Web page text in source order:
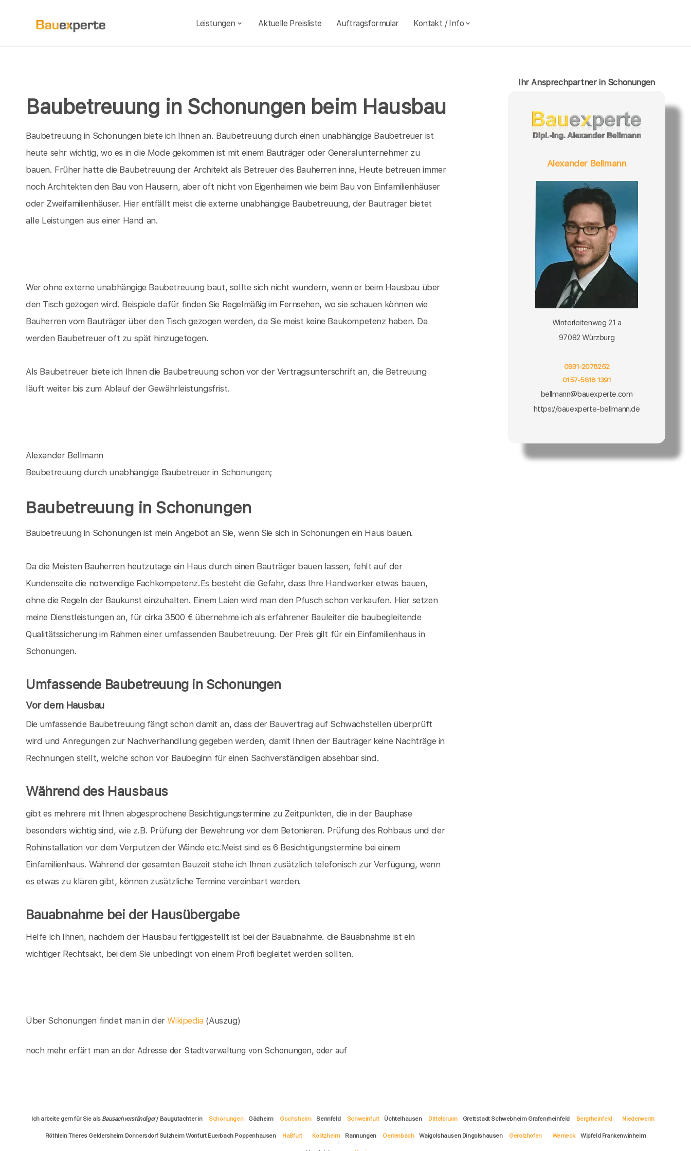
Leistungen Aktuelle Preisliste Auftragsformular Kontakt / Info
Baubetreuung in Schonungen beim Hausbau
Baubetreuung in Schonungen biete ich Ihnen an. Baubetreuung durch einen unabhängige Baubetreuer ist
heute sehr wichtig, wo es in die Mode gekommen ist mit einem Bauträger oder Generalunternehmer zu
bauen. Früher hatte die Baubetreuung der Architekt als Betreuer des Bauherren inne, Heute betreuen immer
noch Architekten den Bau von Häusern, aber oft nicht von Eigenheimen wie beim Bau von Einfamilienhäuser
oder Zweifamilienhäuser. Hier entfällt meist die externe unabhängige Baubetreuung, der Bauträger bietet
alle Leistungen aus einer Hand an.
Wer ohne externe unabhängige Baubetreuung baut, sollte sich nicht wundern, wenn er beim Hausbau über
den Tisch gezogen wird. Beispiele dafür finden Sie Regelmäßig im Fernsehen, wo sie schauen können wie
Bauherren vom Bauträger über den Tisch gezogen werden, da Sie meist keine Baukompetenz haben. Da
werden Baubetreuer oft zu spät hinzugetogen.
Als Baubetreuer biete ich Ihnen die Baubetreuung schon vor der Vertragsunterschrift an, die Betreuung
läuft weiter bis zum Ablauf der Gewährleistungsfrist.
Alexander Bellmann
Beubetreuung durch unabhängige Baubetreuer in Schonungen;
Baubetreuung in Schonungen
Baubetreuung in Schonungen ist mein Angebot an Sie, wenn Sie sich in Schonungen ein Haus bauen.
Da die Meisten Bauherren heutzutage ein Haus durch einen Bauträger bauen lassen, fehlt auf der
Kundenseite die notwendige Fachkompetenz.Es besteht die Gefahr, dass Ihre Handwerker etwas bauen,
ohne die Regeln der Baukunst einzuhalten. Einem Laien wird man den Pfusch schon verkaufen. Hier setzen
meine Dienstleistungen an, für cirka 3500 € übernehme ich als erfahrener Bauleiter die baubegleitende
Qualitätssicherung im Rahmen einer umfassenden Baubetreuung. Der Preis gilt für ein Einfamilienhaus in
Schonungen.
Umfassende Baubetreuung in Schonungen
Vor dem Hausbau
Die umfassende Baubetreuung fängt schon damit an, dass der Bauvertrag auf Schwachstellen überprüft
wird und Anregungen zur Nachverhandlung gegeben werden, damit Ihnen der Bauträger keine Nachträge in
Rechnungen stellt, welche schon vor Baubeginn für einen Sachverständigen absehbar sind.
Während des Hausbaus
gibt es mehrere mit Ihnen abgesprochene Besichtigungstermine zu Zeitpunkten, die in der Bauphase
besonders wichtig sind, wie z.B. Prüfung der Bewehrung vor dem Betonieren. Prüfung des Rohbaus und der
Rohinstallation vor dem Verputzen der Wände etc.Meist sind es 6 Besichtigungstermine bei einem
Einfamilienhaus. Während der gesamten Bauzeit stehe ich Ihnen zusätzlich telefonisch zur Verfügung, wenn
es etwas zu klären gibt, können zusätzliche Termine vereinbart werden.
Bauabnahme bei der Hausübergabe
Helfe ich Ihnen, nachdem der Hausbau fertiggestellt ist bei der Bauabnahme. die Bauabnahme ist ein
wichtiger Rechtsakt, bei dem Sie unbedingt von einem Profi begleitet werden sollten.
Über Schonungen findet man in derWikipedia (Auszug)
noch mehr erfärt man an der Adresse der Stadtverwaltung von Schonungen, oder auf
Ihr Ansprechpartner in Schonungen
Alexander Bellmann
Winterleitenweg 21 a
97082 Würzburg
0931-2078252
0157-5818 1391
bellmann@bauexperte.com
https://bauexperte-bellmann.de
Ich arbeite gern für Sie als Bausachverständiger/ Baugutachter in Schonungen Gädheim Gochsheim Sennfeld Schweinfurt Üchtelhausen Dittelbrunn Grettstadt Schwebheim Grafenrheinfeld Bergrheinfeld Niederwerrn
Röthlein Theres Geldersheim Donnersdorf Sulzheim Wonfurt Euerbach Poppenhausen Haßfurt Kolitzheim Rannungen Oerlenbach Waigolshausen Dingolshausen Gerolzhofen Werneck Wipfeld Frankenwinheim